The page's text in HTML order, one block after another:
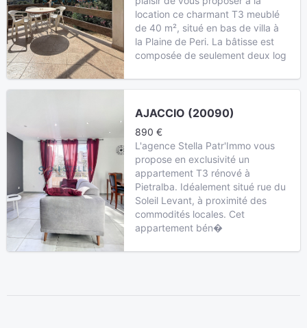
location ce charmant T3 meublé
de 40 m², situé en bas de villa à
la Plaine de Peri. La bâtisse est
composée de seulement deux log
AJACCIO (20090)
890 €
L'agence Stella Patr'Immo vous
propose en exclusivité un
appartement T3 rénové à
Pietralba. Idéalement situé rue du
Soleil Levant, à proximité des
commodités locales. Cet
appartement bén�